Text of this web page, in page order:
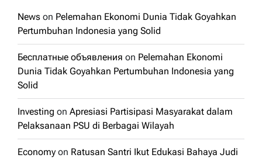
News on Pelemahan Ekonomi Dunia Tidak Goyahkan
Pertumbuhan Indonesia yang Solid
Бесплатные объявления on Pelemahan Ekonomi
Dunia Tidak Goyahkan Pertumbuhan Indonesia yang
Solid
Investing on Apresiasi Partisipasi Masyarakat dalam
Pelaksanaan PSU di Berbagai Wilayah
Economy on Ratusan Santri Ikut Edukasi Bahaya Judi